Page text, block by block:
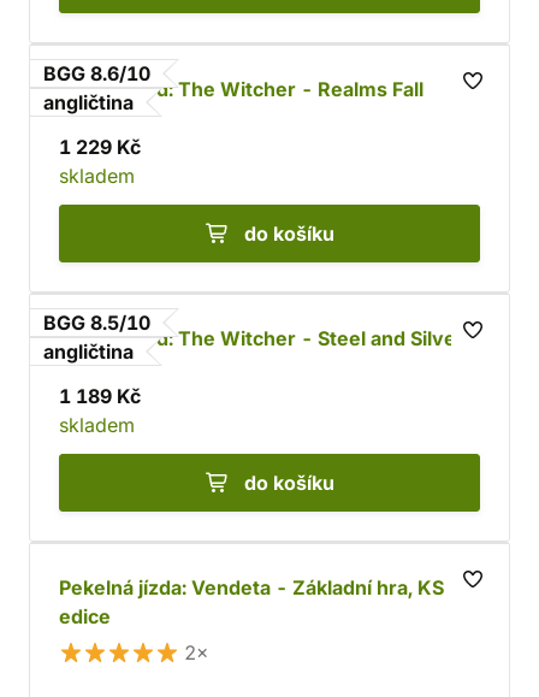
BGG 8.6/10
angličtina
Unmatched: The Witcher - Realms Fall
1 229 Kč
skladem
do košíku
BGG 8.5/10
angličtina
Unmatched: The Witcher - Steel and Silver
1 189 Kč
skladem
do košíku
Pekelná jízda: Vendeta - Základní hra, KS
edice
2×